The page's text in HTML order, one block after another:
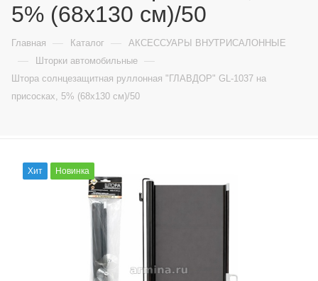
5% (68х130 см)/50
Главная — Каталог — АКСЕССУАРЫ ВНУТРИСАЛОННЫЕ
— Шторки автомобильные —
Штора солнцезащитная руллонная "ГЛАВДОР" GL-1037 на
присосках, 5% (68х130 см)/50
Хит Новинка